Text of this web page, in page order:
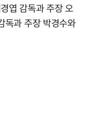
엽 감독과 주장 오
독과 주장 박경수와